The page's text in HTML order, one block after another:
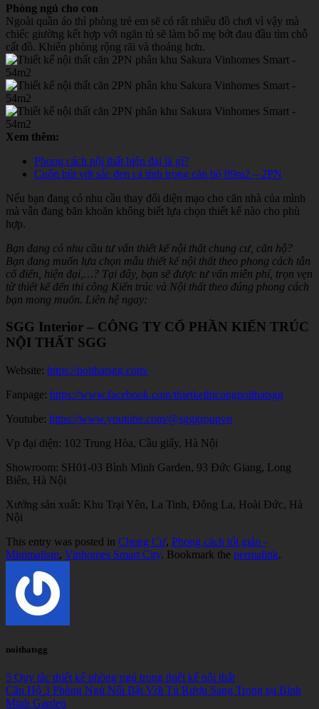
Phòng ngủ cho con
Ngoài quần áo thì phòng trẻ em sẽ có rất nhiều đồ chơi vì vậy mà
chiếc giường kết hợp với ngăn tủ sẽ làm bố mẹ bớt đau đầu tìm chỗ
cất đồ. Khiến phòng rộng rãi và thoáng hơn.
Xem thêm:
Phong cách nội thất hiện đại là gì?
Cuốn hút với sắc đen cá tính trong căn hộ 89m2 – 2PN
Nếu bạn đang có nhu cầu thay đổi diện mạo cho căn nhà của mình
mà vẫn đang băn khoăn không biết lựa chọn thiết kế nào cho phù
hợp.
Bạn đang có nhu cầu tư vấn thiết kế nội thất chung cư, căn hộ?
Bạn đang muốn lựa chọn mẫu thiết kế nội thất theo phong cách tân
cổ điển, hiện đại,…? Tại đây, bạn sẽ được tư vấn miễn phí, trọn vẹn
từ thiết kế đến thi công Kiến trúc và Nội thất theo đúng phong cách
bạn mong muốn. Liên hệ ngay:
SGG Interior – CÔNG TY CỔ PHẦN KIẾN TRÚC
NỘI THẤT SGG
Website: https://noithatsgg.com/
Fanpage: https://www.facebook.com/thietkethicongnoithatsgg
Youtube: https://www.youtube.com/@sgggroupvn
Vp đại diện: 102 Trung Hòa, Cầu giấy, Hà Nội
Showroom: SH01-03 Bình Minh Garden, 93 Đức Giang, Long
Biên, Hà Nội
Xưởng sản xuất: Khu Trại Yên, La Tinh, Đông La, Hoài Đức, Hà
Nội
This entry was posted in Chung Cư, Phong cách tối giản -
Minimalism, Vinhomes Smart City. Bookmark the permalink.
noithatsgg
5 Quy tắc thiết kế phòng ngủ trong thiết kế nội thất
Căn Hộ 3 Phòng Ngủ Nổi Bật Với Tủ Rượu Sang Trọng tại Bình
Minh Garden